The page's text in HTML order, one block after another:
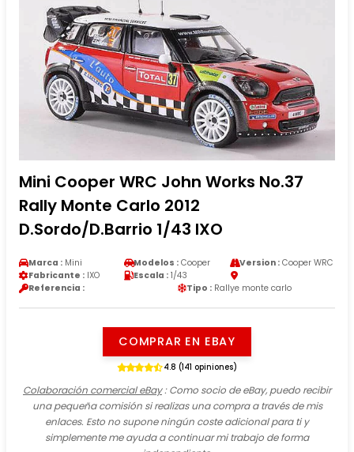
Mini Cooper WRC John Works No.37
Rally Monte Carlo 2012
D.Sordo/D.Barrio 1/43 IXO
Marca : Mini Modelos : Cooper Version :Cooper WRC
Fabricante : IXO Escala : 1/43
Referencia :
Tipo : Rallye monte carlo
COMPRAR EN EBAY
4.8 (141 opiniones)
Colaboración comercial eBay: Como socio de eBay, puedo recibir
una pequeña comisión si realizas una compra a través de mis
enlaces. Esto no supone ningún coste adicional para ti y
simplemente me ayuda a continuar mi trabajo de forma